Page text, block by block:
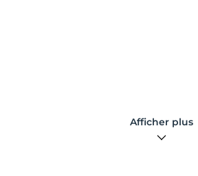
Afficher plus